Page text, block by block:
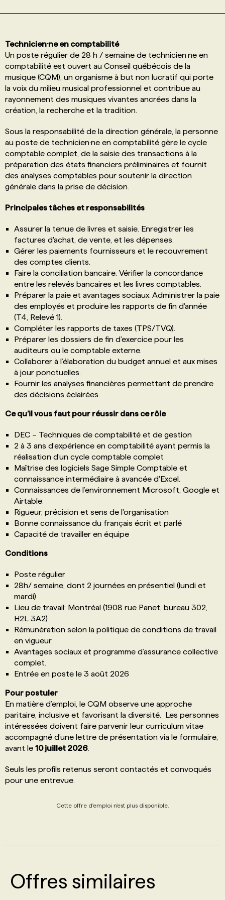
FAQ
ANNONCEZ AVEC NOUS
Technicien·ne en comptabilité
Un poste régulier de 28 h / semaine de technicien·ne en
comptabilité est ouvert au Conseil québécois de la
musique (CQM), un organisme à but non lucratif qui porte
la voix du milieu musical professionnel et contribue au
rayonnement des musiques vivantes ancrées dans la
création, la recherche et la tradition.
Sous la responsabilité de la direction générale, la personne
au poste de technicien·ne en comptabilité gère le cycle
comptable complet, de la saisie des transactions à la
préparation des états financiers préliminaires et fournit
des analyses comptables pour soutenir la direction
générale dans la prise de décision.
Principales tâches et responsabilités
Assurer la tenue de livres et saisie. Enregistrer les
factures d'achat, de vente, et les dépenses.
Gérer les paiements fournisseurs et le recouvrement
des comptes clients.
Faire la conciliation bancaire. Vérifier la concordance
entre les relevés bancaires et les livres comptables.
Préparer la paie et avantages sociaux. Administrer la paie
des employés et produire les rapports de fin d'année
(T4, Relevé 1).
Compléter les rapports de taxes (TPS/TVQ).
Préparer les dossiers de fin d'exercice pour les
auditeurs ou le comptable externe.
Collaborer à l’élaboration du budget annuel et aux mises
à jour ponctuelles.
Fournir les analyses financières permettant de prendre
des décisions éclairées.
Ce qu’il vous faut pour réussir dans ce rôle
DEC – Techniques de comptabilité et de gestion
2 à 3 ans d’expérience en comptabilité ayant permis la
réalisation d’un cycle comptable complet
Maîtrise des logiciels Sage Simple Comptable et
connaissance intermédiaire à avancée d'Excel.
Connaissances de l’environnement Microsoft, Google et
Airtable;
Rigueur, précision et sens de l'organisation
Bonne connaissance du français écrit et parlé
Capacité de travailler en équipe
Conditions
Poste régulier
28h/ semaine, dont 2 journées en présentiel (lundi et
mardi)
Lieu de travail: Montréal (1908 rue Panet, bureau 302,
H2L 3A2)
Rémunération selon la politique de conditions de travail
en vigueur.
Avantages sociaux et programme d’assurance collective
complet.
Entrée en poste le 3 août 2026
Pour postuler
En matière d’emploi, le CQM observe une approche
paritaire, inclusive et favorisant la diversité. Les personnes
intéressées doivent faire parvenir leur curriculum vitae
accompagné d’une lettre de présentation via le formulaire,
avant le 10 juillet 2026
Seuls les profils retenus seront contactés et convoqués
pour une entrevue.
Cette offre d'emploi n'est plus disponible.
Offres similaires